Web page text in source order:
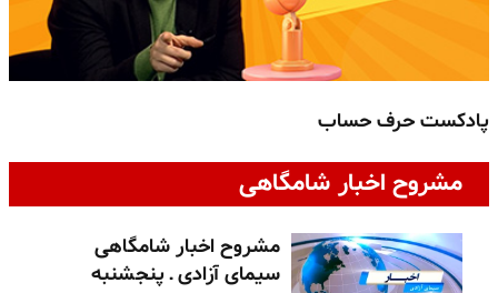
پادکست حرف حساب
مشروح اخبار شامگاهی
مشروح اخبار شامگاهی
سیمای آزادی ـ پنجشنبه